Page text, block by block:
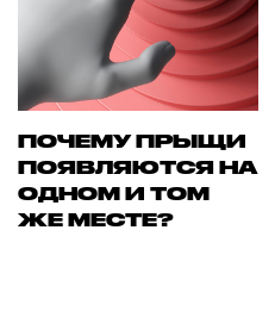
ПОЧЕМУ ПРЫЩИ
ПОЯВЛЯЮТСЯ НА
ОДНОМ И ТОМ
ЖЕ МЕСТЕ?